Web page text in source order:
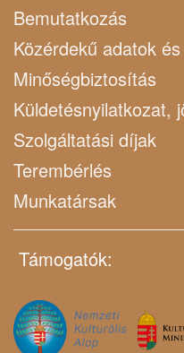
Bemutatkozás
Közérdekű adatok
Minőségbiztosítás
Küldetésnyilatkozat,
Szolgáltatási díjak
Terembérlés
Munkatársak
Támogatók: